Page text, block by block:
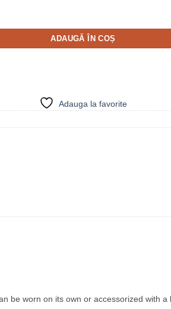
ADAUGĂ ÎN COȘ
Adauga la favorite
be worn on its own or accessorized with a